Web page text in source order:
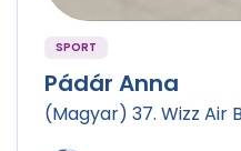
SPORT
Pádár Anna
(Magyar) 37. Wizz Air